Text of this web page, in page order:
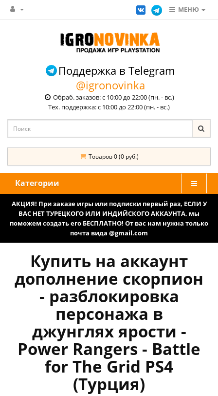
МЕНЮ
Поддержка в Telegram
@igronovinka
Обраб. заказов: с 10:00 до 22:00 (пн. - вс.)
Тех. поддержка: с 10:00 до 22:00 (пн. - вс.)
Товаров 0 (0 руб.)
Категории
АКЦИЯ! При заказе игры или подписки первый раз, ЕСЛИ У
ВАС НЕТ ТУРЕЦКОГО ИЛИ ИНДИЙСКОГО АККАУНТА, мы
поможем создать его БЕСПЛАТНО! От вас нам нужна только
почта вида @gmail.com
Купить на аккаунт
дополнение скорпион
- разблокировка
персонажа в
джунглях ярости -
Power Rangers - Battle
for The Grid PS4
(Турция)